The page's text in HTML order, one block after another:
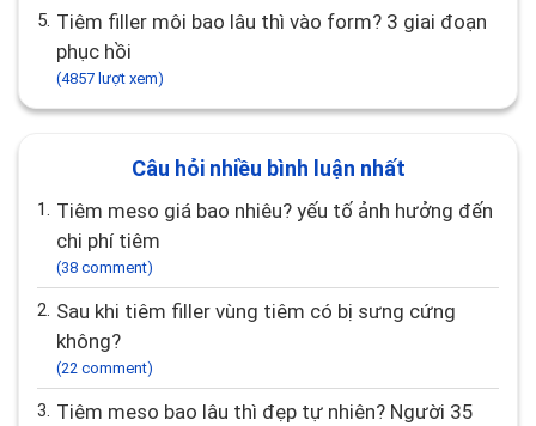
5. Tiêm filler môi bao lâu thì vào form? 3 giai đoạn
phục hồi
(4857 lượt xem)
Câu hỏi nhiều bình luận nhất
1. Tiêm meso giá bao nhiêu? yếu tố ảnh hưởng đến
chi phí tiêm
(38 comment)
2. Sau khi tiêm filler vùng tiêm có bị sưng cứng
không?
(22 comment)
3. Tiêm meso bao lâu thì đẹp tự nhiên? Người 35